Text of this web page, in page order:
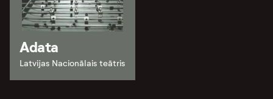
Adata
Latvijas Nacionālais teātris